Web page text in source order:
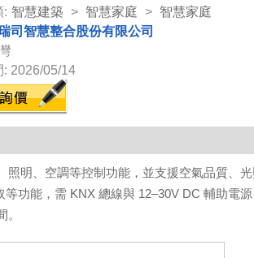
: 智慧建築 > 智慧家庭 > 智慧家庭
司智慧整合股份有限公司
: 2026/05/14
照明、空調等控制功能，並支援空氣品質、
功能，需 KNX 總線與 12–30V DC 輔助電